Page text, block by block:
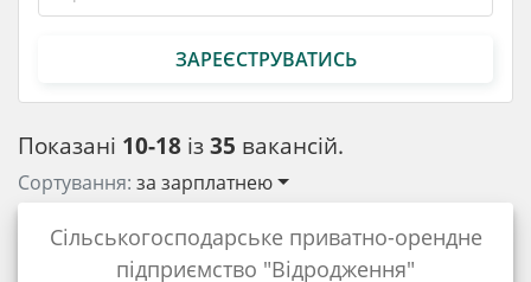
Показані 10-18 із35 вакансій.
Сортування: за зарплатнею
Сільськогосподарське приватно-орендне
підприємство "Відродження"
ЗАРЕЄСТРУВАТИСЬ